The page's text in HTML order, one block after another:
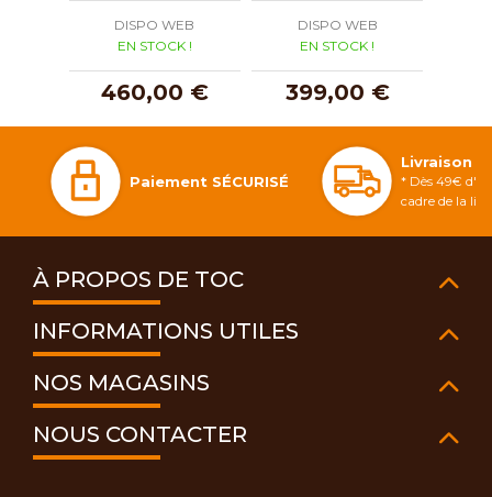
DISPO WEB
EN STOCK !
460,00 €
DISPO WEB
EN STOCK !
399,00 €
Paiement SÉCURISÉ
Livraison
* Dès 49€
cadre de la
À PROPOS DE TOC
INFORMATIONS UTILES
NOS MAGASINS
NOUS CONTACTER